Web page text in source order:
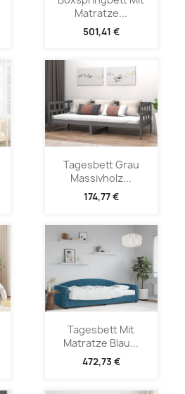
Matratze...
501,41 €
Tagesbett Grau
Massivholz...
174,77 €
Tagesbett Mit
Matratze Blau...
472,73 €